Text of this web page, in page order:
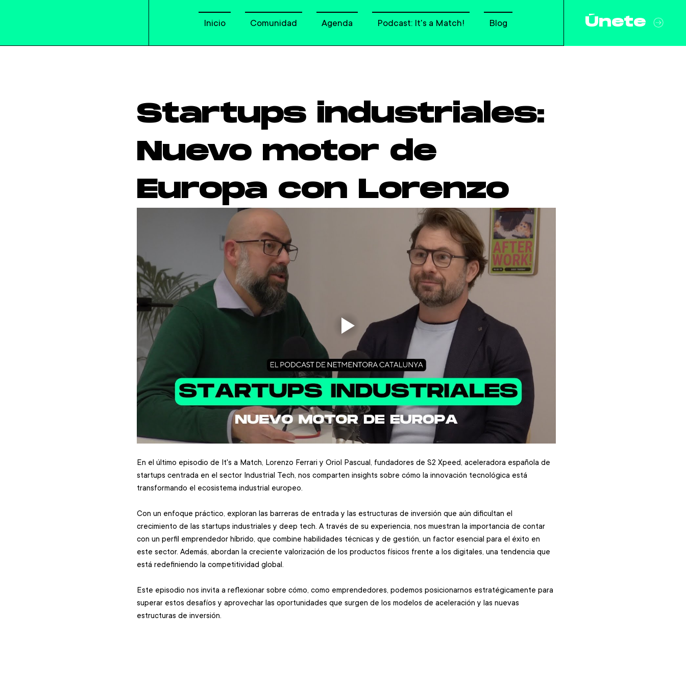
Únete
Inicio Comunidad Agenda Podcast: It's a Match! Blog
Startups industriales:
Nuevo motor de
Europa con Lorenzo
Ferrari y Oriol Pascual
En el último episodio de It's a Match, Lorenzo Ferrari y Oriol Pascual, fundadores de S2 Xpeed, aceleradora española de
startups centrada en el sector Industrial Tech, nos comparten insights sobre cómo la innovación tecnológica está
transformando el ecosistema industrial europeo.
Con un enfoque práctico, exploran las barreras de entrada y las estructuras de inversión que aún dificultan el
crecimiento de las startups industriales y deep tech. A través de su experiencia, nos muestran la importancia de contar
con un perfil emprendedor híbrido, que combine habilidades técnicas y de gestión, un factor esencial para el éxito en
este sector. Además, abordan la creciente valorización de los productos físicos frente a los digitales, una tendencia que
está redefiniendo la competitividad global.
Este episodio nos invita a reflexionar sobre cómo, como emprendedores, podemos posicionarnos estratégicamente para
superar estos desafíos y aprovechar las oportunidades que surgen de los modelos de aceleración y las nuevas
estructuras de inversión.